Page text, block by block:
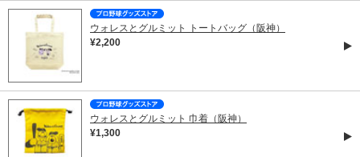
ウォレスとグルミット トートバッグ（阪神）
¥2,200
ウォレスとグルミット 巾着（阪神）
¥1,300